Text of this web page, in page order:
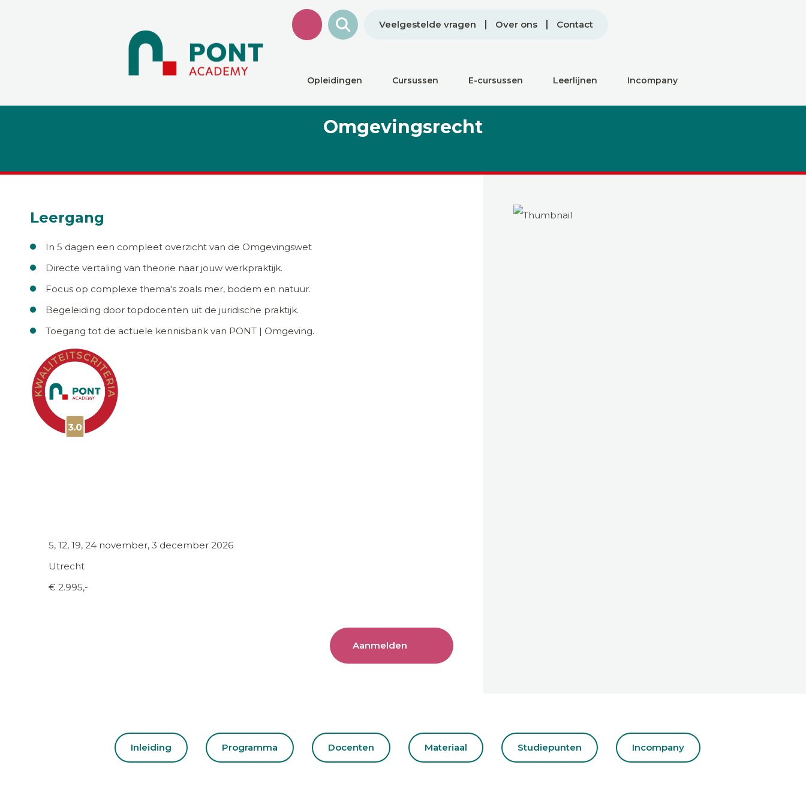
Veelgestelde vragen Over ons Contact
Opleidingen Cursussen E-cursussen Leerlijnen Incompany
Omgevingsrecht
Leergang
In 5 dagen een compleet overzicht van de Omgevingswet
Directe vertaling van theorie naar jouw werkpraktijk.
Focus op complexe thema's zoals mer, bodem en natuur.
Begeleiding door topdocenten uit de juridische praktijk.
Toegang tot de actuele kennisbank van PONT | Omgeving.
5, 12, 19, 24 november, 3 december 2026
Utrecht
€ 2.995,-
Aanmelden
Inleiding Programma Docenten Materiaal Studiepunten Incompany